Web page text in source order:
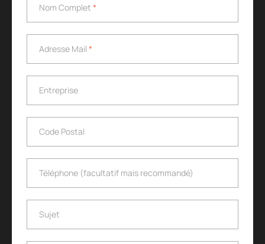
Nom Complet *
Adresse Mail *
Entreprise
Code Postal
Téléphone (facultatif mais recommandé)
Téléphone (facultatif mais recommandé)
Sujet